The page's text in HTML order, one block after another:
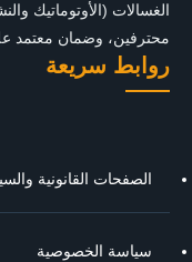
الغسالات (الأوتوماتيك
محترفين، وضمان معتمد
روابط سريعة
الصفحات القانونية
سياسة الخصوصية